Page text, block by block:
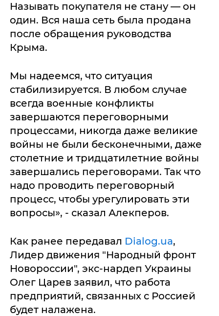
Называть покупателя не стану — он
один. Вся наша сеть была продана
после обращения руководства
Крыма.
Мы надеемся, что ситуация
стабилизируется. В любом случае
всегда военные конфликты
завершаются переговорными
процессами, никогда даже великие
войны не были бесконечными, даже
столетние и тридцатилетние войны
завершались переговорами. Так что
надо проводить переговорный
процесс, чтобы урегулировать эти
вопросы», - сказал Алекперов.
Как ранее передавал Dialog.ua,
Лидер движения "Народный фронт
Новороссии", экс-нардеп Украины
Олег Царев заявил, что работа
предприятий, связанных с Россией
будет налажена.